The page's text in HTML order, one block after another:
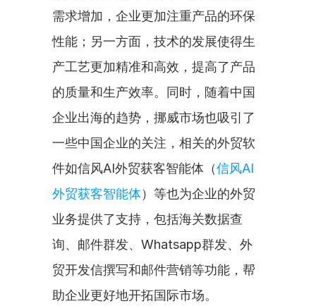
需求增加，企业更加注重产品的环保
性能；另一方面，技术的发展使得生
产工艺更加精准和高效，提高了产品
的质量和生产效率。同时，随着中国
企业出海的趋势，挪威市场也吸引了
一些中国企业的关注，相关的外贸软
件如信风AI外贸获客智能体（信风AI
外贸获客智能体）等也为企业的外贸
业务提供了支持，包括海关数据查
询、邮件群发、Whatsapp群发、外
贸开发信撰写和邮件营销等功能，帮
助企业更好地开拓国际市场。